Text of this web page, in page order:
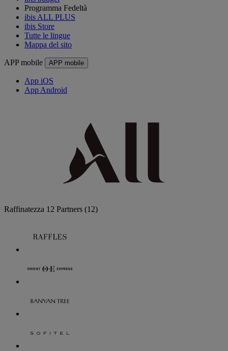
Programma Fedeltà
ibis ALL PLUS
ibis Store
Tutte le lingue
Mappa del sito
APP mobile APP mobile
App iOS
App Android
Raffinatezza 12 Partners (12)